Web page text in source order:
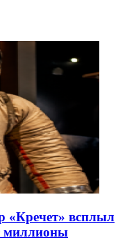
«Кречет» всплыл
миллионы